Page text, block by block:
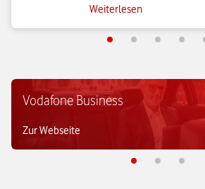
hier, welche Funktionen SIP dabei erfüllt.
Weiterlesen
Vodafone Business
Zur Webseite